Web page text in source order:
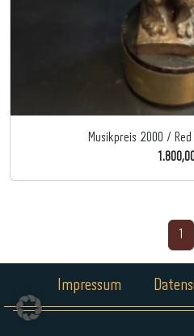
Musikpreis 2000 /
Impressum